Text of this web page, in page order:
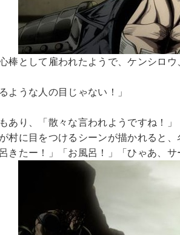
棒として雇われたようで、ケンシロ
ような人の目じゃない！」
あり、「散々な言われようですね！
村に目をつけるシーンが描かれると
きたー！」「お風呂！」「ひゃあ、